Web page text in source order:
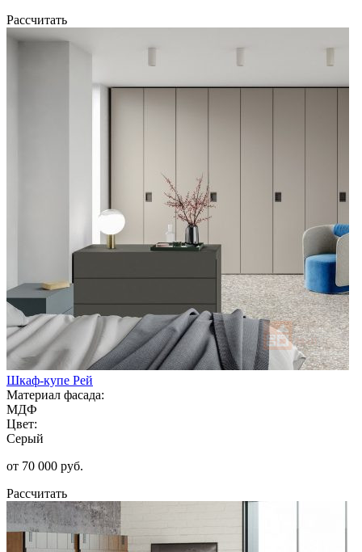
Рассчитать
Шкаф-купе Рей
Материал фасада:
МДФ
Цвет:
Серый
от 70 000 руб.
Рассчитать